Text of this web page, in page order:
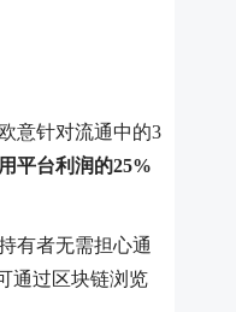
意针对流通中的3
平台利润的25%
有者无需担心通
通过区块链浏览